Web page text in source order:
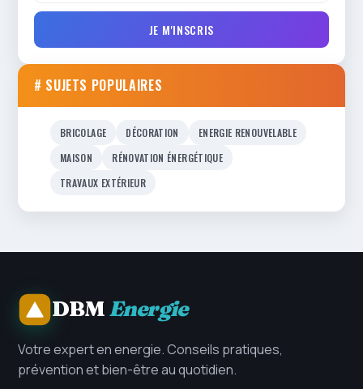
JE M'INSCRIS
# SUJETS POPULAIRES
BRICOLAGE DÉCORATION
ENERGIE RENOUVELABLE
MAISON
RÉNOVATION ÉNERGÉTIQUE
TRAVAUX EXTÉRIEUR
DBMEnergie
Votre expert en energie. Conseils pratiques,
prévention et bien-être au quotidien.